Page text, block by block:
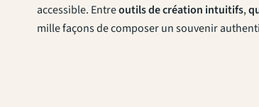
accessible. Entreoutils de création intuitifs,
mille façons de composer un souvenir